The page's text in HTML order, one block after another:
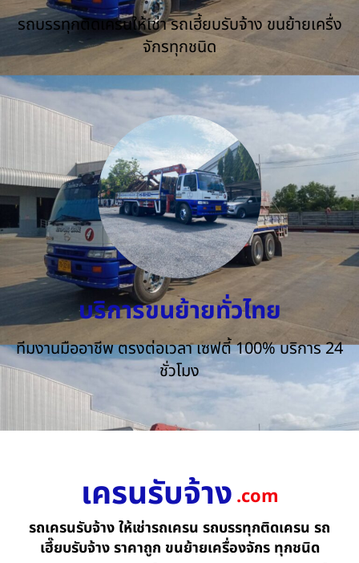
รถบรรทุกติดเครนให้เช่า รถเฮี้ยบรับจ้าง ขนย้ายเครื่ง
จักรทุกชนิด
บริการขนย้ายทั่วไทย
ทีมงานมืออาชีพ ตรงต่อเวลา เซฟตี้ 100% บริการ 24
ชั่วโมง
เครนรับจ้าง .com
รถเครนรับจ้าง ให้เช่ารถเครน รถบรรทุกติดเครน รถ
เฮี๊ยบรับจ้าง ราคาถูก ขนย้ายเครื่องจักร ทุกชนิด